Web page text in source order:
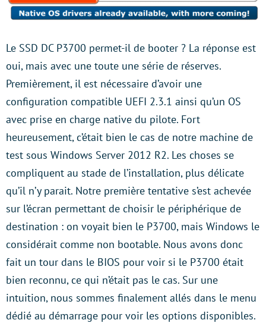
Le SSD DC P3700 permet-il de booter ? La réponse est
oui, mais avec une toute une série de réserves.
Premièrement, il est nécessaire d’avoir une
configuration compatible UEFI 2.3.1 ainsi qu’un OS
avec prise en charge native du pilote. Fort
heureusement, c’était bien le cas de notre machine de
test sous Windows Server 2012 R2. Les choses se
compliquent au stade de l’installation, plus délicate
qu’il n’y parait. Notre première tentative s’est achevée
sur l’écran permettant de choisir le périphérique de
destination : on voyait bien le P3700, mais Windows le
considérait comme non bootable. Nous avons donc
fait un tour dans le BIOS pour voir si le P3700 était
bien reconnu, ce qui n’était pas le cas. Sur une
intuition, nous sommes finalement allés dans le menu
dédié au démarrage pour voir les options disponibles.